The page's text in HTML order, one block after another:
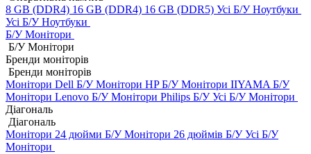
8 GB (DDR4) 16 GB (DDR4) 16 GB (DDR5) Усі Б/У Ноутбуки
Усі Б/У Ноутбуки
Б/У Монітори
Б/У Монітори
Бренди моніторів
Бренди моніторів
Монітори Dell Б/УМонітори HP Б/УМонітори IIYAMA Б/У
Монітори Lenovo Б/УМонітори Philips Б/УУсі Б/У Монітори
Діагональ
Діагональ
Монітори 24 дюйми Б/УМонітори 26 дюймів Б/УУсі Б/У
Монітори